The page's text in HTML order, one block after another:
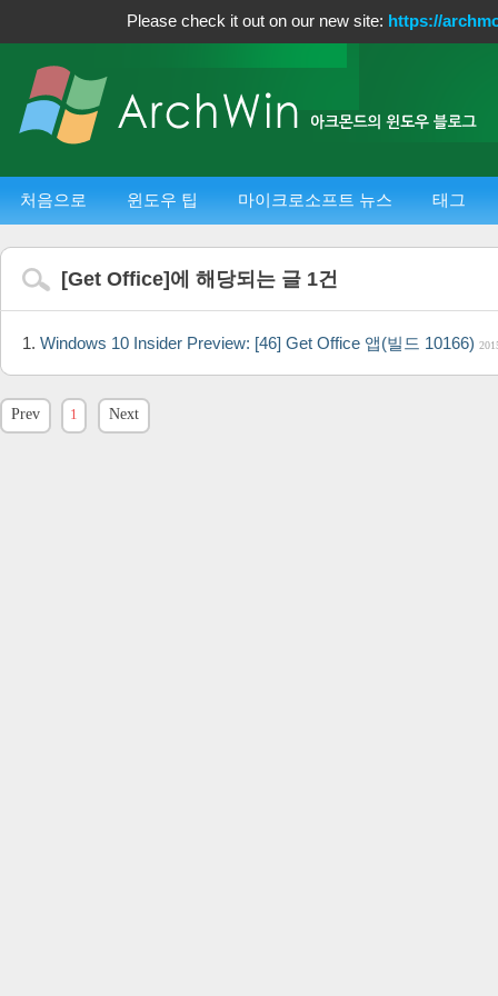
Please check it out on our new site: https://
처음으로 윈도우 팁 마이크로소프트 뉴스 태그
[Get Office]에 해당되는 글 1건
Windows 10 Insider Preview: [46] Get Office 앱(빌드 10166)
Prev 1 Next